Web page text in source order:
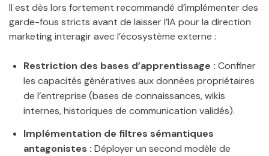
Il est dès lors fortement recommandé d’implémenter des
garde-fous stricts avant de laisser l’IA pour la direction
marketing interagir avec l’écosystème externe :
Restriction des bases d’apprentissage : Confiner
les capacités génératives aux données propriétaires
de l’entreprise (bases de connaissances, wikis
internes, historiques de communication validés).
Implémentation de filtres sémantiques
antagonistes : Déployer un second modèle de